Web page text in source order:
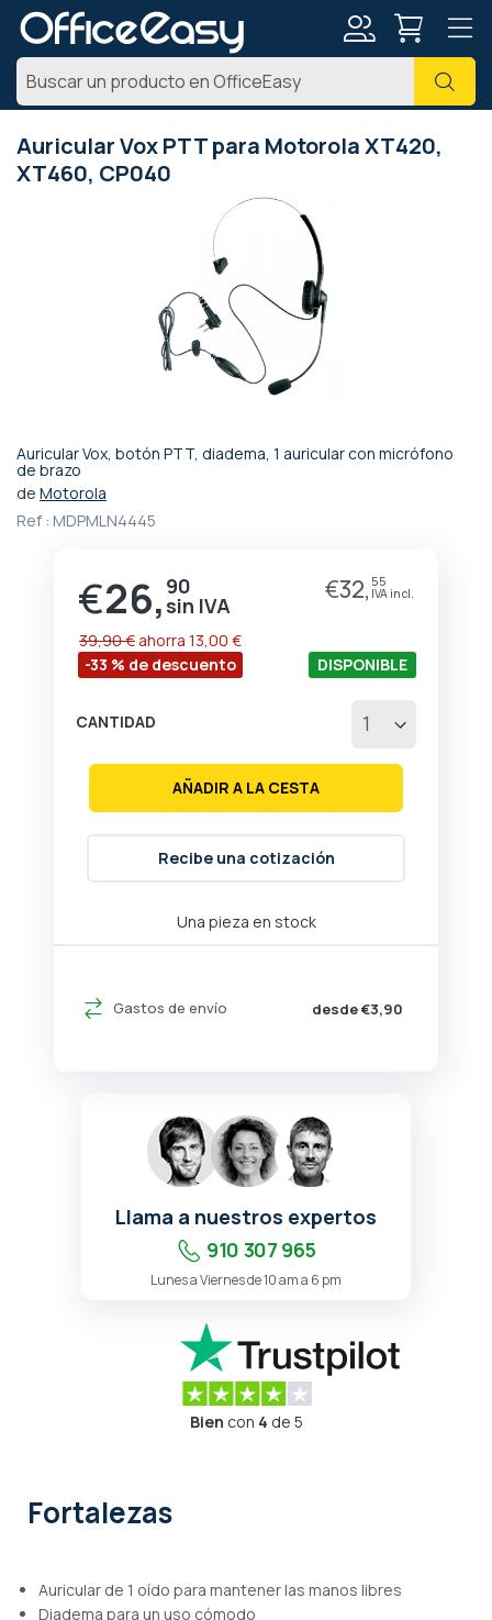
Auricular Vox PTT para Motorola XT420,
XT460, CP040
Auricular Vox, botón PTT, diadema, 1 auricular con micrófono
de brazo
de Motorola
Ref : MDPMLN4445
Precio
especial
€26, 90 €32, 55
-33 % de descuento
39,90 € ahorra 13,00 €
Una pieza en stock
DISPONIBLE
Gastos de envío desde €3,90
CANTIDAD
AÑADIR A LA CESTA
Recibe una cotización
Saltar
al
de
Llama a nuestros expertos
910 307 965
Lunes a Viernes de 10 am a 6 pm
Bien con 4 de 5
Fortalezas
Auricular de 1 oído para mantener las manos libres
Diadema para un uso cómodo